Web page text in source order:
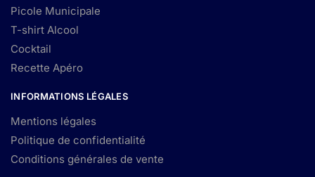
Picole Municipale
T-shirt Alcool
Cocktail
Recette Apéro
INFORMATIONS LÉGALES
Mentions légales
Politique de confidentialité
Conditions générales de vente